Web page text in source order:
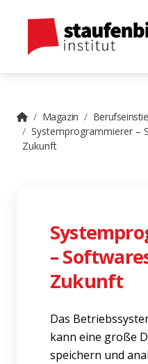
Magazin
Systemprogrammierer –
Zukunft
–
Zukunft
Das
kann eine große
speichern und